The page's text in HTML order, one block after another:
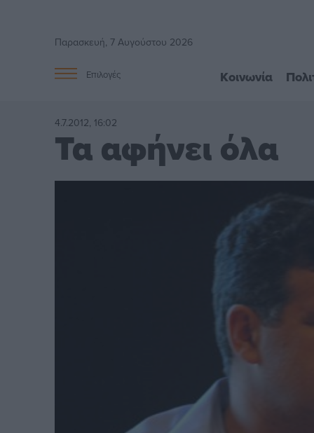
Παρασκευή, 7 Αυγούστου 2026
Επιλογές Κοινωνία
4.7.2012, 16:02
Τα αφήνει όλα